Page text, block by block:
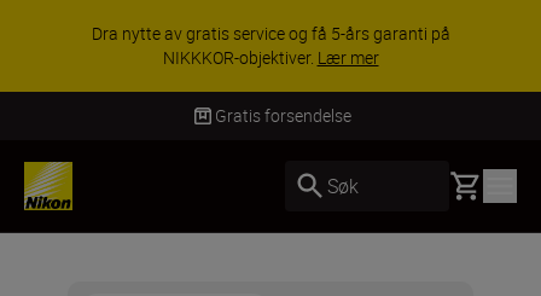
Dra nytte av gratis service og få 5-års garanti på
NIKKKOR-objektiver.Lær mer
Gratis forsendelse
Søk Basket